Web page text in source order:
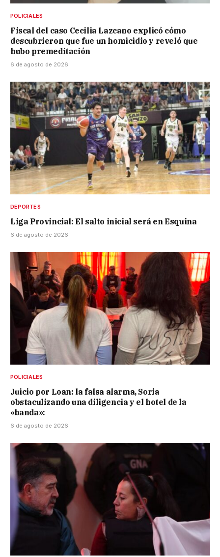
POLICIALES
Fiscal del caso Cecilia Lazcano explicó cómo
descubrieron que fue un homicidio y reveló que
hubo premeditación
6 de agosto de 2026
DEPORTES
Liga Provincial: El salto inicial será en Esquina
6 de agosto de 2026
POLICIALES
Juicio por Loan: la falsa alarma, Soria
obstaculizando una diligencia y el hotel de la
«banda»:
6 de agosto de 2026